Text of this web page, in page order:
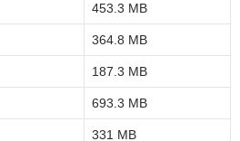
453.3 MB
364.8 MB
187.3 MB
693.3 MB
331 MB